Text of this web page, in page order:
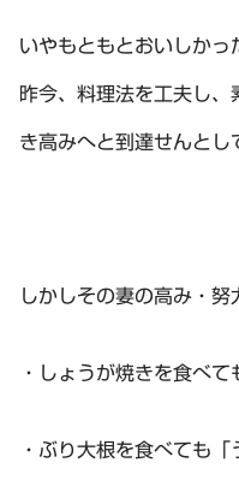
いやもともとおいしか
昨今、料理法を工夫し
き高みへと到達せんとし
しかしその妻の高み・努
・しょうが焼きを食べて
・ぶり大根を食べても「